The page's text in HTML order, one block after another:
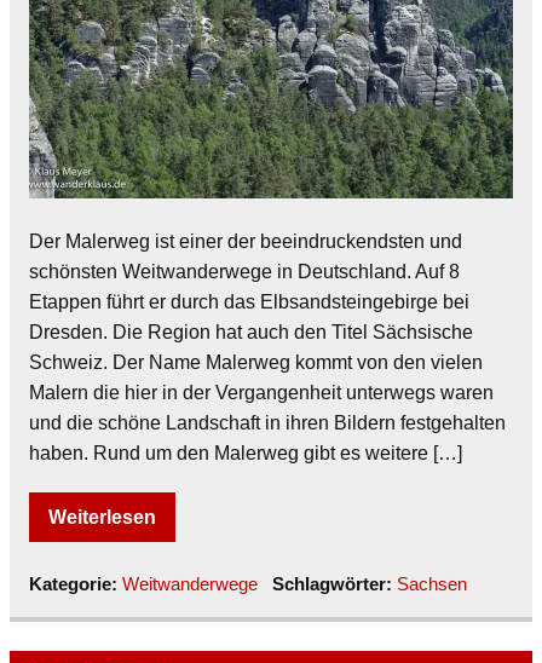
Der Malerweg ist einer der beeindruckendsten und
schönsten Weitwanderwege in Deutschland. Auf 8
Etappen führt er durch das Elbsandsteingebirge bei
Dresden. Die Region hat auch den Titel Sächsische
Schweiz. Der Name Malerweg kommt von den vielen
Malern die hier in der Vergangenheit unterwegs waren
und die schöne Landschaft in ihren Bildern festgehalten
haben. Rund um den Malerweg gibt es weitere […]
Weiterlesen
Kategorie: Weitwanderwege Schlagwörter: Sachsen